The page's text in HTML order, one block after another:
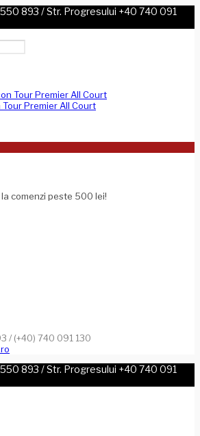
893 / Str. Progresului +40 740 091
Premier All Court
comenzi peste 500 lei!
/ (+40) 740 091 130
893 / Str. Progresului +40 740 091